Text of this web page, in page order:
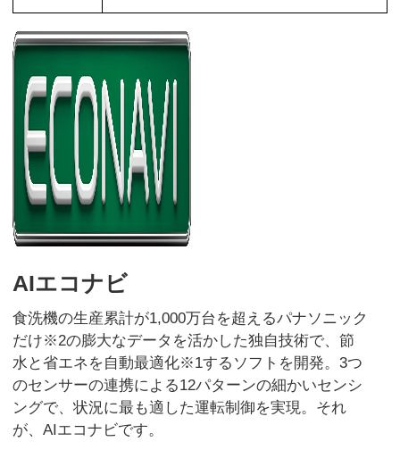
AIエコナビ
食洗機の生産累計が1,000万台を超えるパナソニック
だけ※2の膨大なデータを活かした独自技術で、節
水と省エネを自動最適化※1するソフトを開発。3つ
のセンサーの連携による12パターンの細かいセンシ
ングで、状況に最も適した運転制御を実現。それ
が、AIエコナビです。